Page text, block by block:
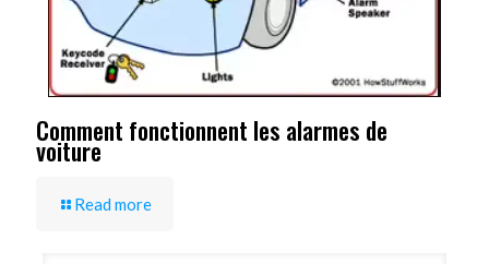
Comment fonctionnent les alarmes de
voiture
Read more